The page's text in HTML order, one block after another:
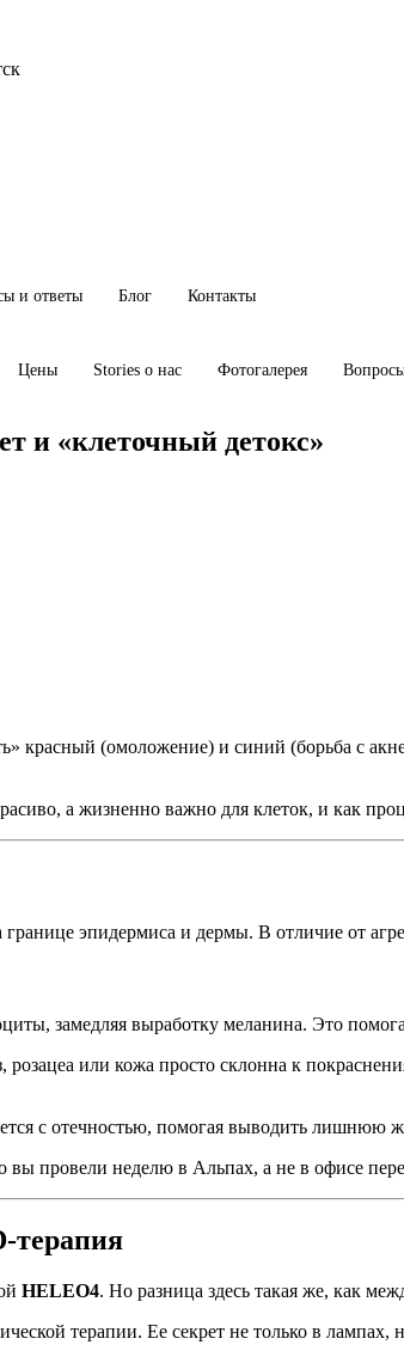
и ответы Блог Контакты
Цены Stories о нас Фотогалерея
и «клеточный детокс»
(омоложение) и синий (борьба с
а жизненно важно для клеток, и как
границе эпидермиса и дермы. В отличие от
замедляя выработку меланина. Это
розацеа или кожа просто склонна к
с отечностью, помогая выводить лишнюю
вы провели неделю в Альпах, а не в офисе
терапия
HELEO4. Но разница здесь такая же, как
терапии. Ее секрет не только в лампах,